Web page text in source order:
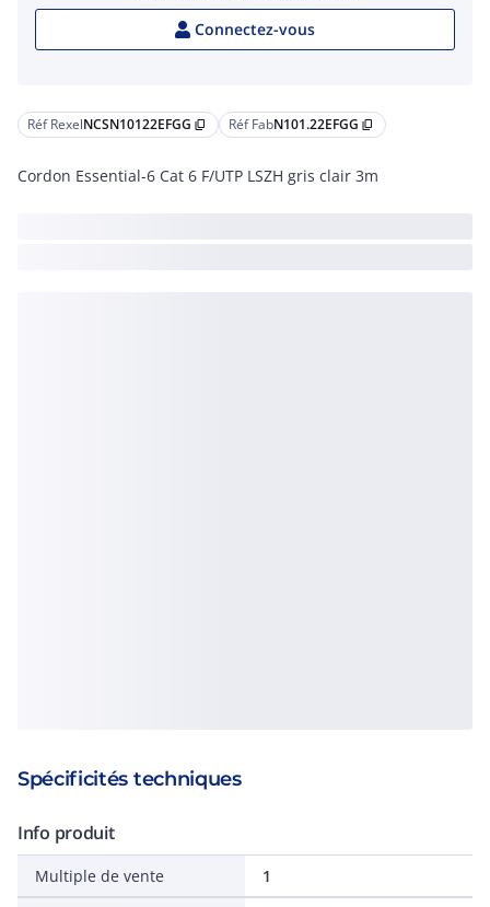
Réf RexelNCSN10122EFGG content_copy Réf FabN101.22EFGG content_copy
Cordon Essential-6 Cat 6 F/UTP LSZH gris clair 3m
Connectez-vous
Spécificités techniques
Info produit
Multiple de vente 1